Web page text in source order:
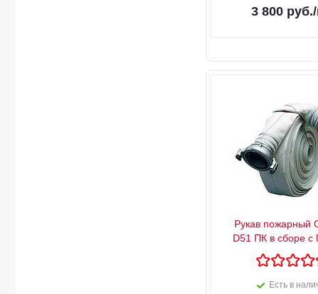
3 800 руб.
Рукав пожарный
D51 ПК в сборе с
Есть в